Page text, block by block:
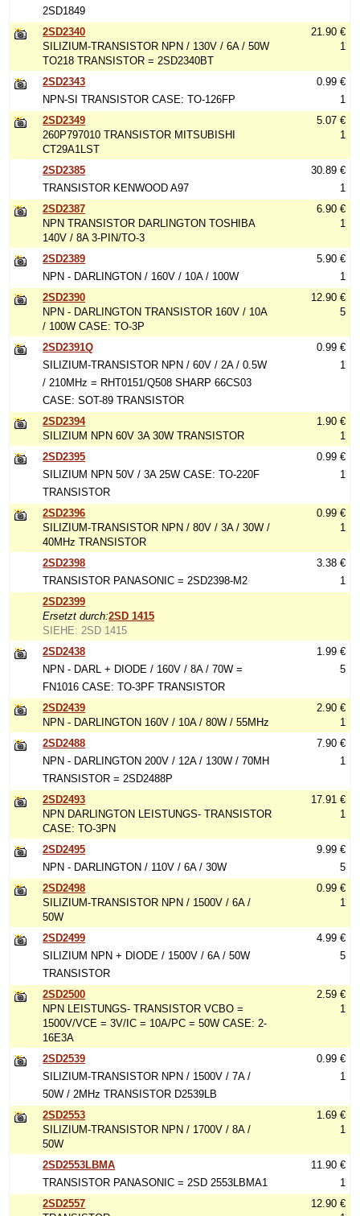
2SD1849
2SD2340
SILIZIUM-TRANSISTOR NPN / 130V / 6A / 50W
TO218 TRANSISTOR = 2SD2340BT
21.90 €
1
2SD2343
NPN-SI TRANSISTOR CASE: TO-126FP
0.99 €
1
2SD2349
260P797010 TRANSISTOR MITSUBISHI
CT29A1LST
5.07 €
1
2SD2385
TRANSISTOR KENWOOD A97
30.89 €
1
2SD2387
NPN TRANSISTOR DARLINGTON TOSHIBA
140V / 8A 3-PIN/TO-3
6.90 €
1
2SD2389
NPN - DARLINGTON / 160V / 10A / 100W
5.90 €
1
2SD2390
NPN - DARLINGTON TRANSISTOR 160V / 10A
/ 100W CASE: TO-3P
12.90 €
5
2SD2391Q
SILIZIUM-TRANSISTOR NPN / 60V / 2A / 0.5W
/ 210MHz = RHT0151/Q508 SHARP 66CS03
CASE: SOT-89 TRANSISTOR
0.99 €
1
2SD2394
SILIZIUM NPN 60V 3A 30W TRANSISTOR
1.90 €
1
2SD2395
SILIZIUM NPN 50V / 3A 25W CASE: TO-220F
TRANSISTOR
0.99 €
1
2SD2396
SILIZIUM-TRANSISTOR NPN / 80V / 3A / 30W /
40MHz TRANSISTOR
0.99 €
1
2SD2398
TRANSISTOR PANASONIC = 2SD2398-M2
3.38 €
1
2SD2399
Ersetzt durch:2SD 1415
SIEHE: 2SD 1415
2SD2438
NPN - DARL + DIODE / 160V / 8A / 70W =
FN1016 CASE: TO-3PF TRANSISTOR
1.99 €
5
2SD2439
NPN - DARLINGTON 160V / 10A / 80W / 55MHz
2.90 €
1
2SD2488
NPN - DARLINGTON 200V / 12A / 130W / 70MH
TRANSISTOR = 2SD2488P
7.90 €
1
2SD2493
NPN DARLINGTON LEISTUNGS- TRANSISTOR
CASE: TO-3PN
17.91 €
1
2SD2495
NPN - DARLINGTON / 110V / 6A / 30W
9.99 €
5
2SD2498
SILIZIUM-TRANSISTOR NPN / 1500V / 6A /
50W
0.99 €
1
2SD2499
SILIZIUM NPN + DIODE / 1500V / 6A / 50W
TRANSISTOR
4.99 €
5
2SD2500
NPN LEISTUNGS- TRANSISTOR VCBO =
1500V/VCE = 3V/IC = 10A/PC = 50W CASE: 2-
16E3A
2.59 €
1
2SD2539
SILIZIUM-TRANSISTOR NPN / 1500V / 7A /
50W / 2MHz TRANSISTOR D2539LB
0.99 €
1
2SD2553
SILIZIUM-TRANSISTOR NPN / 1700V / 8A /
50W
1.69 €
1
2SD2553LBMA
TRANSISTOR PANASONIC = 2SD 2553LBMA1
11.90 €
1
2SD2557
12.90 €